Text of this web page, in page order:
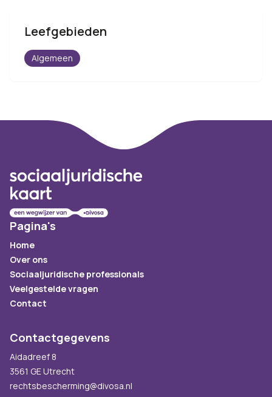
Leefgebieden
Algemeen
Pagina's
Home
Over ons
Sociaaljuridische professionals
Veelgestelde vragen
Contact
Contactgegevens
Aidadreef 8
3561 GE Utrecht
rechtsbescherming@divosa.nl